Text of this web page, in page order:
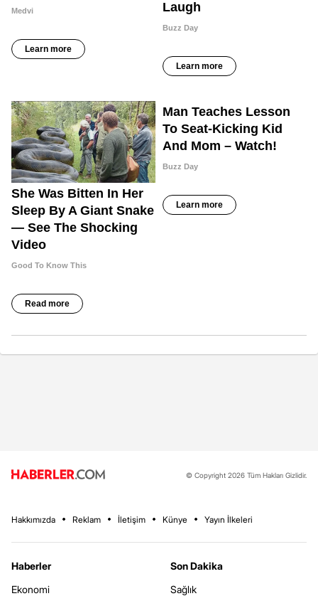
© Copyright 2026 Tüm Hakları Gizlidir.
Hakkımızda Reklam İletişim Künye Yayın İlkeleri
Haberler
Ekonomi
Son Dakika
Sağlık